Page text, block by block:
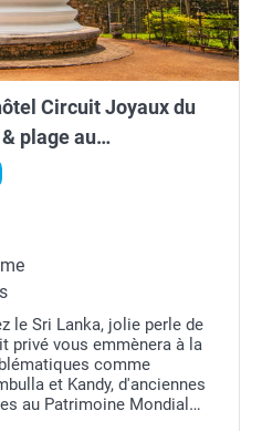
Circuit Joyaux du
plage au
****
le Sri Lanka, jolie perle de
privé vous emmènera à la
comme
et Kandy, d'anciennes
au Patrimoine Mondial